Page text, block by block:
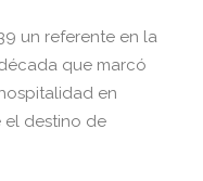
un referente en la
que marcó
en
el destino de